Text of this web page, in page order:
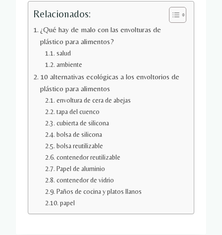
Relacionados:
¿Qué hay de malo con las envolturas de
plástico para alimentos?
salud
ambiente
10 alternativas ecológicas a los envoltorios de
plástico para alimentos
envoltura de cera de abejas
tapa del cuenco
cubierta de silicona
bolsa de silicona
bolsa reutilizable
contenedor reutilizable
Papel de aluminio
contenedor de vidrio
Paños de cocina y platos llanos
papel